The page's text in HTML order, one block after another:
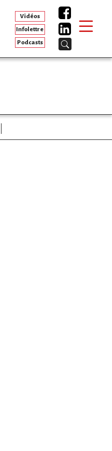
Vidéos
Infolettre
Podcasts